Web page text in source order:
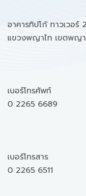
อาคารทิปโก้ ทาวเวอร์
แขวงพญาไท เขตพญ
เบอร์โทรศัพท์
0 2265 6689
เบอร์โทรสาร
0 2265 6511